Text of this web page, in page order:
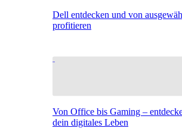
Dell entdecken und von
profitieren
Von Office bis Gaming –
dein digitales Leben